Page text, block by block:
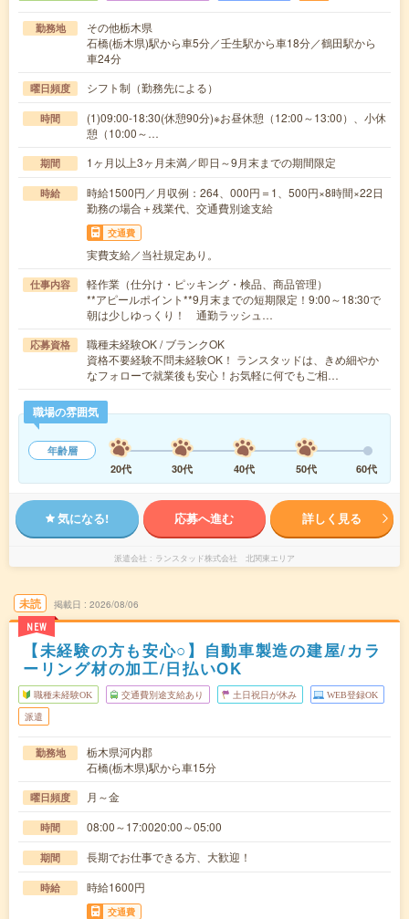
勤務地
その他栃木県
石橋(栃木県)駅から車5分／壬生駅から車18分／鶴田駅から
車24分
曜日頻度 シフト制（勤務先による）
時間
(1)09:00-18:30(休憩90分)※お昼休憩（12:00～13:00）、小休
憩（10:00～…
期間 1ヶ月以上3ヶ月未満／即日～9月末までの期間限定
時給
時給1500円／月収例：264、000円＝1、500円×8時間×22日
勤務の場合＋残業代、交通費別途支給
交通費
実費支給／当社規定あり。
仕事内容
軽作業（仕分け・ピッキング・検品、商品管理）
**アピールポイント**9月末までの短期限定！9:00～18:30で
朝は少しゆっくり！ 通勤ラッシュ…
応募資格
職種未経験OK / ブランクOK
資格不要経験不問未経験OK！ ランスタッドは、きめ細やか
なフォローで就業後も安心！お気軽に何でもご相…
職場の雰囲気
年齢層
20代
30代 40代 50代 60代
気になる! 応募へ進む 詳しく見る
派遣会社 ランスタッド株式会社 北関東エリア
未読
NEW
掲載日 2026/08/06
【未経験の方も安心○】自動車製造の建屋/カラ
ーリング材の加工/日払いOK
職種未経験OK 交通費別途支給あり 土日祝日が休み WEB登録OK
派遣
勤務地
栃木県河内郡
石橋(栃木県)駅から車15分
曜日頻度 月～金
時間 08:00～17:0020:00～05:00
期間 長期でお仕事できる方、大歓迎！
時給 時給1600円
交通費